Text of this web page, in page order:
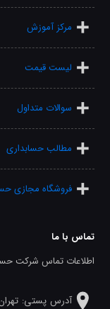
مرکز آموزش
لیست قیمت
سوالات متداول
مطالب حسابداری
فروشگاه مجازی
تماس با ما
اطلاعات تماس شرکت